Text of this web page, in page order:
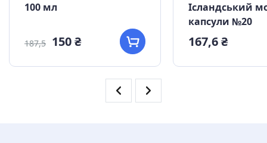
100 мл
187,5 150 ₴
Ісландський
капсули №20
167,6 ₴